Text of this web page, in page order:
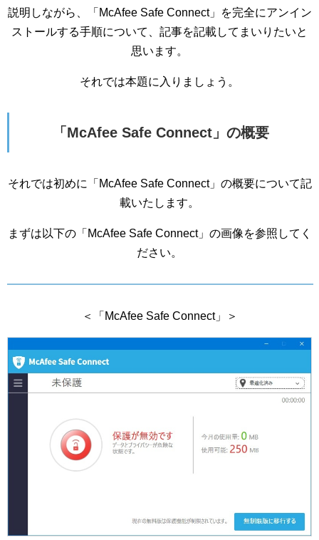
説明しながら、「McAfee Safe Connect」を完全にアンイン
ストールする手順について、記事を記載してまいりたいと
思います。
それでは本題に入りましょう。
「McAfee Safe Connect」の概要
それでは初めに「McAfee Safe Connect」の概要について記
載いたします。
まずは以下の「McAfee Safe Connect」の画像を参照してく
ださい。
＜「McAfee Safe Connect」＞